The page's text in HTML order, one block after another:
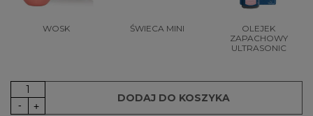
WOSK ŚWIECA MINI
OLEJEK
ZAPACHOWY
ULTRASONIC
DODAJ DO KOSZYKA